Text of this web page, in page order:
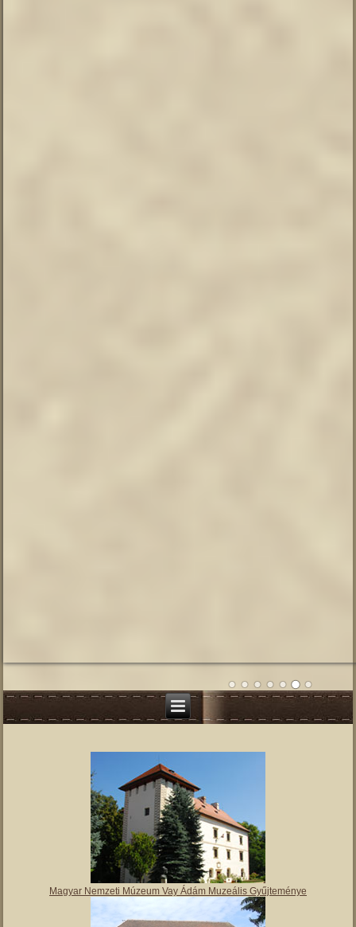
Magyar Nemzeti Múzeum Vay Ádám Muzeális Gyűjteménye